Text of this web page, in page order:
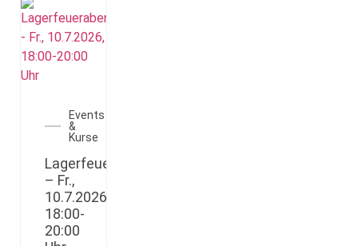
mehrere
Varianten
auf.
können
auf
der
Produktseite
gewählt
werden
Events
&
Kurse
Lagerfeuerabend
– Fr.,
10.7.2026,
18:00-
20:00